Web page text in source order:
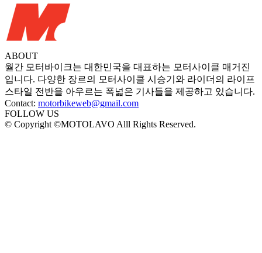
ABOUT
월간 모터바이크는 대한민국을 대표하는 모터사이클 매거진
입니다. 다양한 장르의 모터사이클 시승기와 라이더의 라이프
스타일 전반을 아우르는 폭넓은 기사들을 제공하고 있습니다.
Contact: motorbikeweb@gmail.com
FOLLOW US
© Copyright ©MOTOLAVO Alll Rights Reserved.